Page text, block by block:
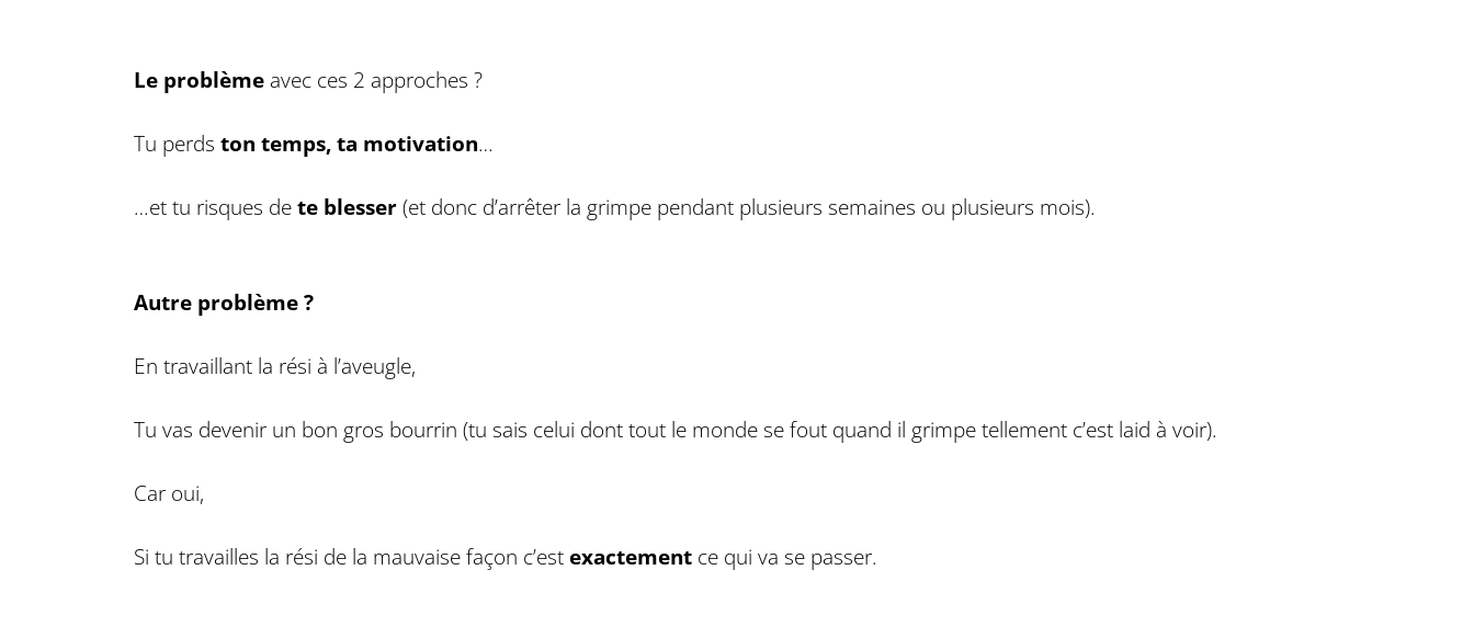
Le problème avec ces 2 approches ?
Tu perds ton temps, ta motivation…
…et tu risques dete blesser(et donc d’arrêter la grimpe pendant plusieurs semaines ou plusieurs mois).
Autre problème ?
En travaillant la rési à l’aveugle,
Tu vas devenir un bon gros bourrin (tu sais celui dont tout le monde se fout quand il grimpe tellement c’est laid à voir).
Car oui,
Si tu travailles la rési de la mauvaise façon c’est exactement ce qui va se passer.